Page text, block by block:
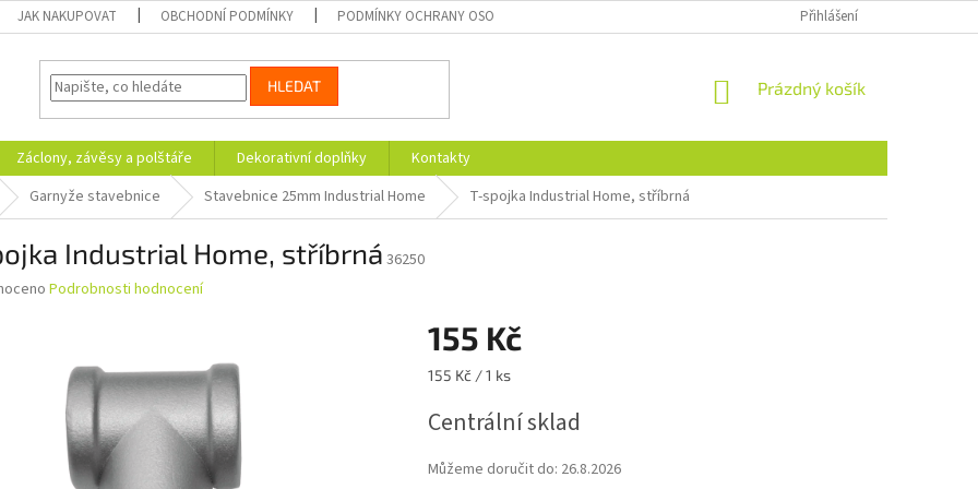
JAK NAKUPOVAT OBCHODNÍ PODMÍNKY PODMÍNKY OCHRANY OSOBNÍCH ÚDAJŮ FORMULÁŘ PRO
Přihlášení
HLEDAT
NÁKUPNÍ
Prázdný košík
Záclony, závěsy a polštáře Dekorativní doplňky
Kontakty
Garnyže stavebnice Stavebnice 25mm Industrial Home T-spojka Industrial Home, stříbrná
Industrial Home, stříbrná 36250
Podrobnosti hodnocení
155 Kč
Měrná
155 Kč / 1 ks
Centrální sklad
Můžeme doručit do: 26.8.2026